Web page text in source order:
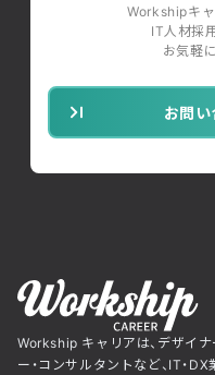
Workshipキャ
IT人材採
お気軽
お問
Workship キャリアは、デザイナ
ー・コンサルタントなど、IT・